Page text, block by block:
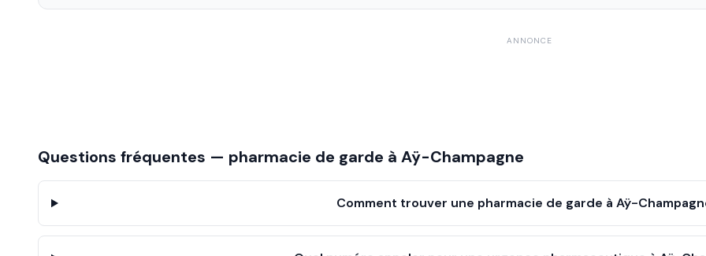
ANNONCE
Questions fréquentes — pharmacie de garde à Aÿ-Champagne
Comment trouver une pharmacie de garde à Aÿ-